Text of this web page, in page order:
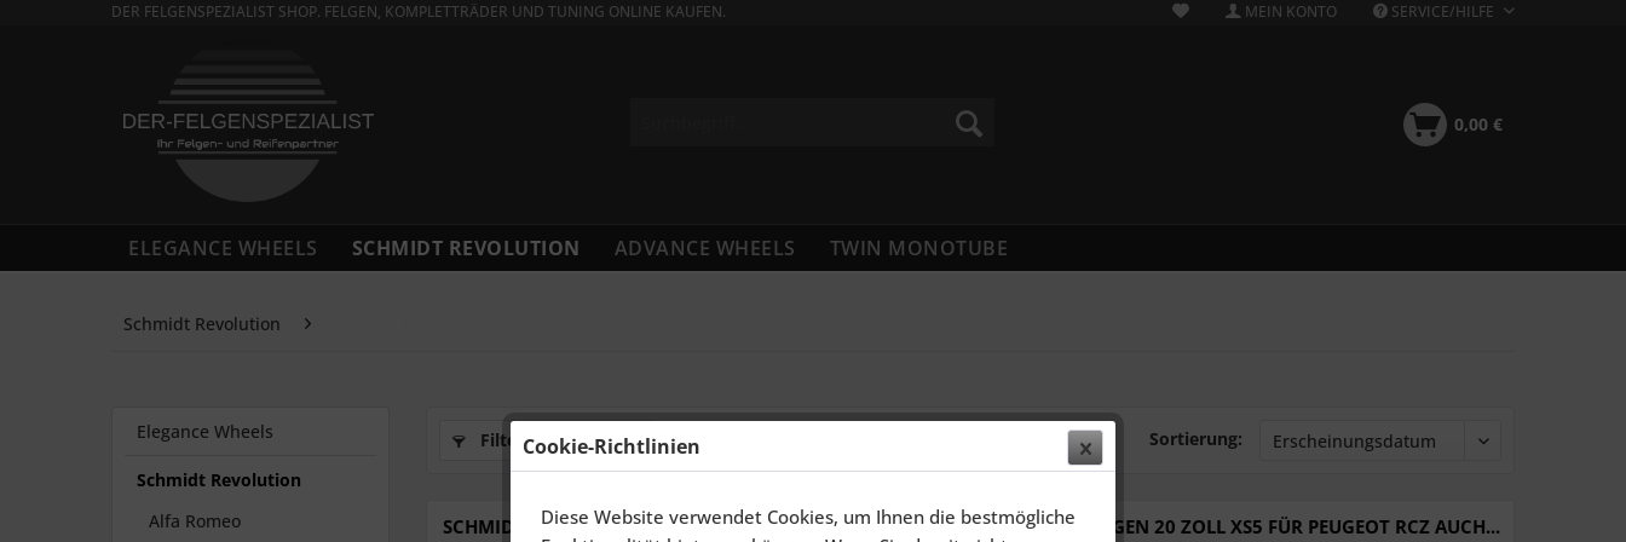
DER FELGENSPEZIALIST SHOP. FELGEN, KOMPLETTRÄDER UND TUNING ONLINE KAUFEN. MEIN KONTO SERVICE/HILFE
0,00 €
ELEGANCE WHEELS SCHMIDT REVOLUTION ADVANCE WHEELS TWIN MONOTUBE
Schmidt Revolution
Elegance Wheels
Schmidt Revolution
Alfa Romeo
Filtern Sortierung:
SCHMIDT FELGEN 19 ZOLL GAMBIT FÜR PEUGEOT 3008,... SCHMIDT FELGEN 20 ZOLL XS5 FÜR PEUGEOT RCZ AUCH...
Cookie-Richtlinien
Diese Website verwendet Cookies, um Ihnen die bestmögliche